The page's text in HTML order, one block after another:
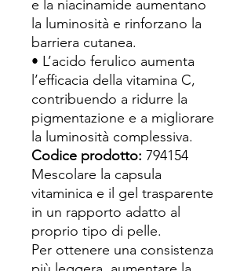
e la niacinamide aumentano
la luminosità e rinforzano la
barriera cutanea.
• L’acido ferulico aumenta
l’efficacia della vitamina C,
contribuendo a ridurre la
pigmentazione e a migliorare
la luminosità complessiva.
Codice prodotto: 794154
Mescolare la capsula
vitaminica e il gel trasparente
in un rapporto adatto al
proprio tipo di pelle.
Per ottenere una consistenza